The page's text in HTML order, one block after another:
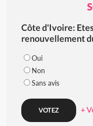
Côte d'Ivoire:
renouvellement
Oui
Non
Sans avis
+